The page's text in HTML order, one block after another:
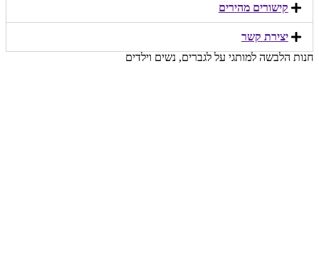
קישורים מהירים​
יצירת קשר​
חנות הלבשה למותגי על לגברים, נשים וילדים